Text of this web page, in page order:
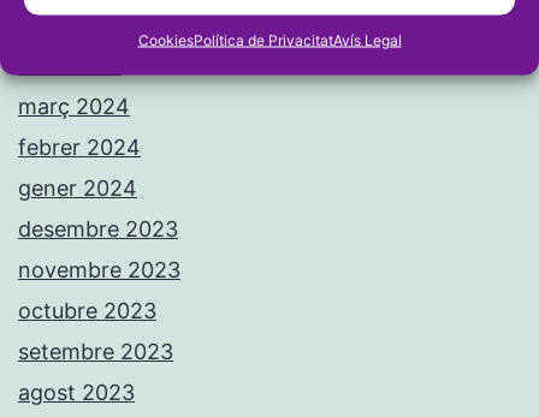
CookiesPolítica de PrivacitatAvís Legal
maig 2024
març 2024
febrer 2024
gener 2024
desembre 2023
novembre 2023
octubre 2023
setembre 2023
agost 2023